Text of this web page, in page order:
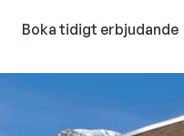
Boka tidigt erbjudande